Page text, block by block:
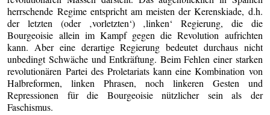
herrschende Regime entspricht am meisten der Kerenskiade, d.h.
der letzten (oder ‚vorletzten‘) ‚linken‘ Regierung, die die
Bourgeoisie allein im Kampf gegen die Revolution aufrichten
kann. Aber eine derartige Regierung bedeutet durchaus nicht
unbedingt Schwäche und Entkräftung. Beim Fehlen einer starken
revolutionären Partei des Proletariats kann eine Kombination von
Halbreformen, linken Phrasen, noch linkeren Gesten und
Repressionen für die Bourgeoisie nützlicher sein als der
Faschismus.